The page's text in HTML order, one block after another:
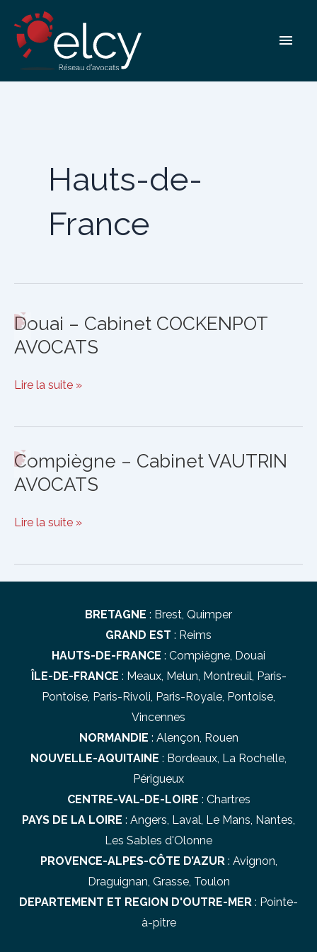
contenu
Hauts-de-
France
Douai – Cabinet COCKENPOT
AVOCATS
Douai
AVOCATS
Lire la suite »
Compiègne – Cabinet VAUTRIN
AVOCATS
Compiègne
Lire la suite »
BRETAGNE : Brest, Quimper
GRAND EST : Reims
HAUTS-DE-FRANCE : Compiègne, Douai
ÎLE-DE-FRANCE : Meaux, Melun, Montreuil, Paris-
Pontoise, Paris-Rivoli, Paris-Royale, Pontoise,
Vincennes
NORMANDIE : Alençon, Rouen
NOUVELLE-AQUITAINE : Bordeaux, La Rochelle,
Périgueux
CENTRE-VAL-DE-LOIRE : Chartres
PAYS DE LA LOIRE : Angers, Laval, Le Mans, Nantes,
Les Sables d'Olonne
PROVENCE-ALPES-CÔTE D’AZUR: Avignon,
Draguignan, Grasse, Toulon
DEPARTEMENT ET REGION D'OUTRE-MER : Pointe-
à-pitre